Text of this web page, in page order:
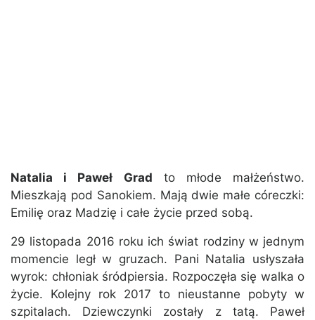
Natalia i Paweł Grad to młode małżeństwo.
Mieszkają pod Sanokiem. Mają dwie małe córeczki:
Emilię oraz Madzię i całe życie przed sobą.
29 listopada 2016 roku ich świat rodziny w jednym
momencie legł w gruzach. Pani Natalia usłyszała
wyrok: chłoniak śródpiersia. Rozpoczęła się walka o
życie. Kolejny rok 2017 to nieustanne pobyty w
szpitalach. Dziewczynki zostały z tatą. Paweł